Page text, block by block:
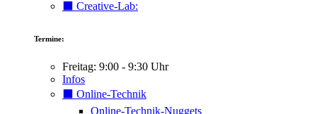
⬛️ Creative-Lab:
Termine:
Freitag: 9:00 - 9:30 Uhr
Infos
⬛️ Online-Technik
Online-Technik-Nuggets